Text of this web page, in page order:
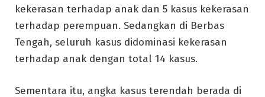
kekerasan terhadap anak dan 5 kasus kekerasan
terhadap perempuan. Sedangkan di Berbas
Tengah, seluruh kasus didominasi kekerasan
terhadap anak dengan total 14 kasus.
Sementara itu, angka kasus terendah berada di